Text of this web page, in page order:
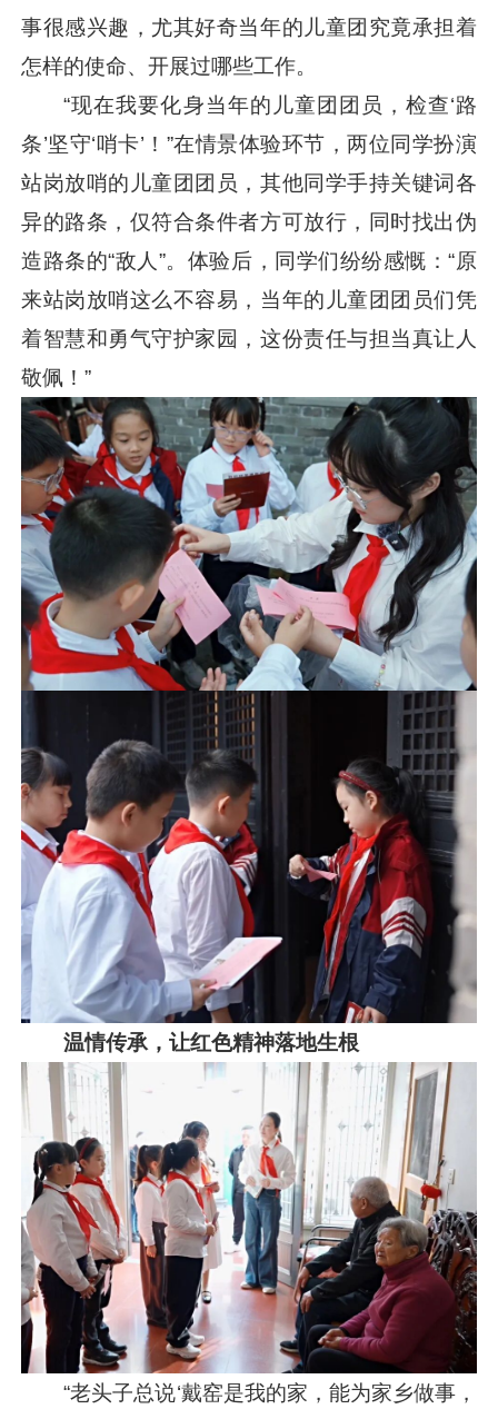
事很感兴趣，尤其好奇当年的儿童团究竟承担着
怎样的使命、开展过哪些工作。
“现在我要化身当年的儿童团团员，检查‘路
条’坚守‘哨卡’！”在情景体验环节，两位同学扮演
站岗放哨的儿童团团员，其他同学手持关键词各
异的路条，仅符合条件者方可放行，同时找出伪
造路条的“敌人”。体验后，同学们纷纷感慨：“原
来站岗放哨这么不容易，当年的儿童团团员们凭
着智慧和勇气守护家园，这份责任与担当真让人
敬佩！”
温情传承，让红色精神落地生根
“老头子总说‘戴窑是我的家，能为家乡做事，